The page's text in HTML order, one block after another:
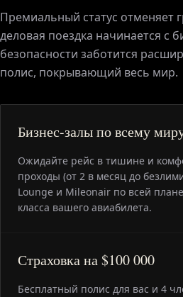
Премиальный статус отменяет
деловая поездка начинается с
безопасности заботится
полис, покрывающий весь мир.
Бизнес-залы по всему
Ожидайте рейс в тишине и
проходы (от 2 в месяц до
Lounge и Mileonair по всей
класса вашего авиабилета.
Страховка на $100 000
Бесплатный полис для вас и 4